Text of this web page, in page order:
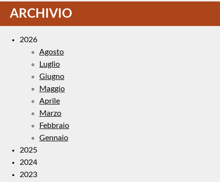
ARCHIVIO
2026
Agosto
Luglio
Giugno
Maggio
Aprile
Marzo
Febbraio
Gennaio
2025
2024
2023